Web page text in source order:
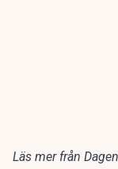
Läs mer från